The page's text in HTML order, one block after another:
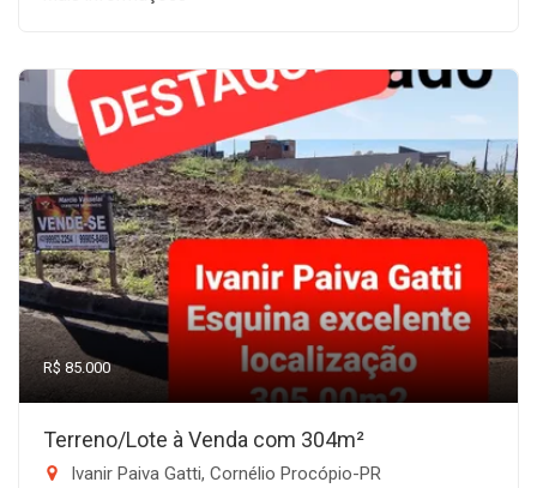
R$ 85.000
Terreno/Lote à Venda com 304m²
Ivanir Paiva Gatti, Cornélio Procópio-PR